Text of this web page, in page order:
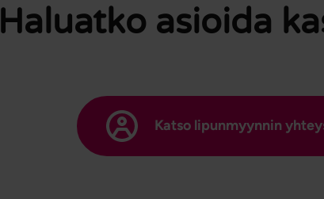
Haluatko asioida
Katso lipunmyynnin